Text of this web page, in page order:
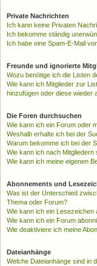
Private Nachrichten
Ich kann keine Privaten
Ich bekomme ständig
Ich habe eine Spam-E-Mail
Freunde und ignorierte
Wozu benötige ich die Listen
Wie kann ich Mitglieder zur
hinzufügen oder diese wieder
Die Foren durchsuchen
Wie kann ich ein Forum oder
Weshalb erhalte ich bei der
Warum bekomme ich bei der
Wie kann ich nach Mitgliedern
Wie kann ich meine eigenen
Abonnements und
Was ist der Unterschied
Thema oder Forum?
Wie kann ich ein Lesezeichen
Wie kann ich ein Forum
Wie deaktiviere ich meine
Dateianhänge
Welche Dateianhänge sind in